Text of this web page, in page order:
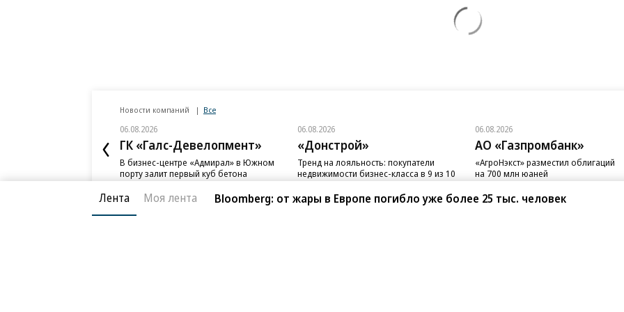
Новости компаний Все
06.08.2026
ГК «Галс-Девелопмент»
В бизнес-центре «Адмирал» в Южном
порту залит первый куб бетона
06.08.2026
«Донстрой»
Тренд на лояльность: покупатели
недвижимости бизнес-класса в 9 из 10
случаев остаются в сегменте
06.08.2026
АО «Газпромбанк»
«АгроНэкст» разместил облигаций
на 700 млн юаней
Лента Моя лента Bloomberg: от жары в Европе погибло уже более 25 тыс. человек